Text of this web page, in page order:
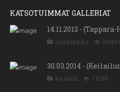
KATSOTUIMMAT GALLERIAT
14.11.2013 -
Jääkiekko
30.03.2014 -
Keilailu 71198